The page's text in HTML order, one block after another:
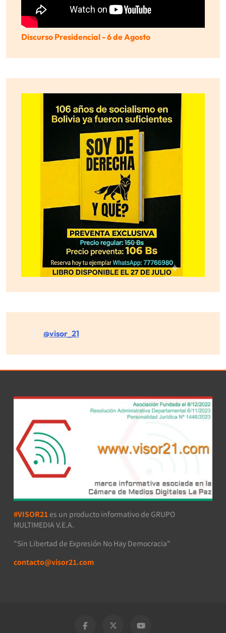
Discurso Presidencial - 6 de Agosto
@visor_21
#VISOR21 es un producto informativo de GRUPO
MULTIMEDIA V.E.A.
"Sin Libertad de Expresión No Hay Democracia"
contacto@visor21.com